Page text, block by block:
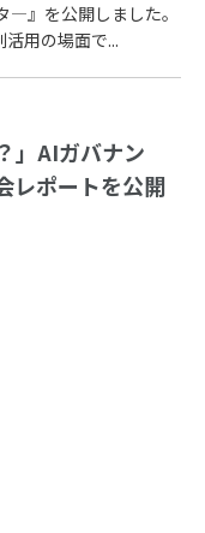
』を公開しました。
用の場面で...
」AIガバナン
レポートを公開